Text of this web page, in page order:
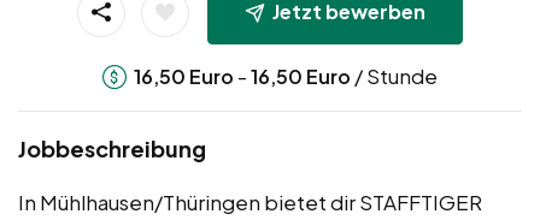
Jetzt bewerben
16,50 Euro -16,50 Euro / Stunde
Jobbeschreibung
In Mühlhausen/Thüringen bietet dir STAFFTIGER